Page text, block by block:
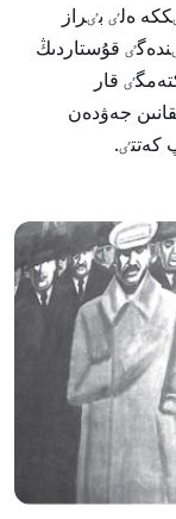
ەلٸ بٸراز
قۇستاردىڭ
قار
جەۋدەن
كەتتٸ.